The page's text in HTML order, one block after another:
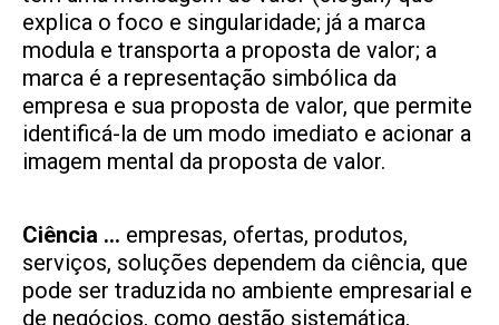
explica o foco e singularidade; já a marca
modula e transporta a proposta de valor; a
marca é a representação simbólica da
empresa e sua proposta de valor, que permite
identificá-la de um modo imediato e acionar a
imagem mental da proposta de valor.
Ciência … empresas, ofertas, produtos,
serviços, soluções dependem da ciência, que
pode ser traduzida no ambiente empresarial e
de negócios, como gestão sistemática,